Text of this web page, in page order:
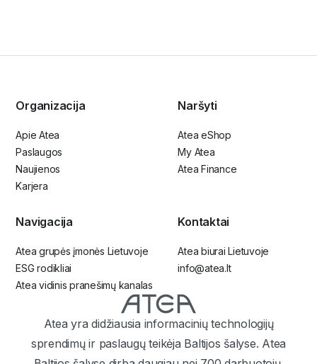
Atea yra didžiausia informacinių technologijų
sprendimų ir paslaugų teikėja Baltijos šalyse. Atea
Organizacija
Apie Atea
Paslaugos
Naujienos
Karjera
Naršyti
Atea eShop
My Atea
Atea Finance
Navigacija
Atea grupės įmonės Lietuvoje
ESG rodikliai
Atea vidinis pranešimų kanalas
Kontaktai
Atea biurai Lietuvoje
info@atea.lt